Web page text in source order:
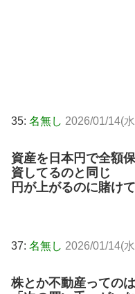
35: 名無し 2026/01/14(
資産を日本円で全額
資してるのと同じ
円が上がるのに賭け
37: 名無し 2026/01/14(
株とか不動産ってのは